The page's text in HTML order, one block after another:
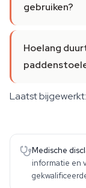
gebruiken?
Hoelang
Laatst
Medische
informatie en